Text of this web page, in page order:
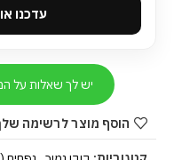
עדכנו
יש לך שאלות על
הוסף מוצר לרשימה